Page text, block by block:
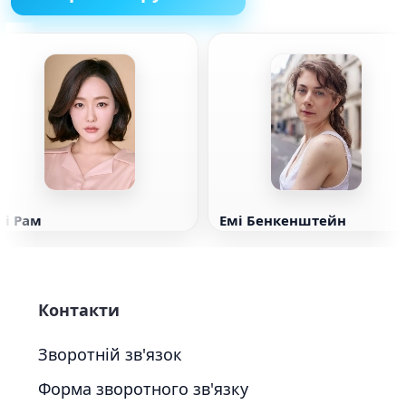
Рам Емі Бенкенштейн
Контакти
Зворотній зв'язок
Форма зворотного зв'язку